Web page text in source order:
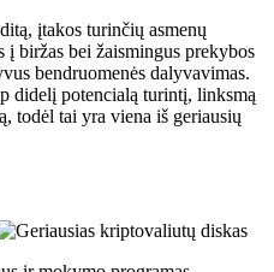
įtakos turinčių asmenų
biržas bei žaismingus prekybos
bendruomenės dalyvavimas.
didelį potencialą turintį, linksmą
todėl tai yra viena iš geriausių